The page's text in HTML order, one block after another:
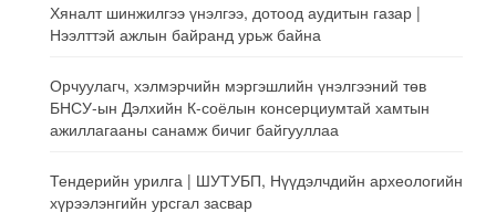
Хяналт шинжилгээ үнэлгээ, дотоод аудитын газар |
Нээлттэй ажлын байранд урьж байна
Орчуулагч, хэлмэрчийн мэргэшлийн үнэлгээний төв
БНСУ-ын Дэлхийн К-соёлын консерциумтай хамтын
ажиллагааны санамж бичиг байгууллаа
Тендерийн урилга | ШУТУБП, Нүүдэлчдийн археологийн
хүрээлэнгийн урсгал засвар